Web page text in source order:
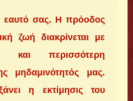
εαυτό σας. Η πρόοδος
ζωή διακρίνεται με
και περισσότερη
μηδαμινότητός μας.
η εκτίμησις του